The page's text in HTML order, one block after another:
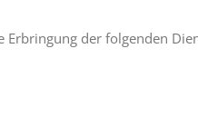
der folgenden